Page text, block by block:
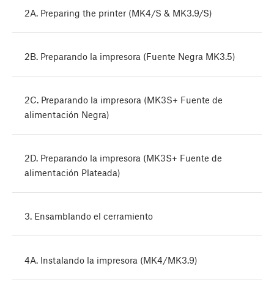
2A. Preparing the printer (MK4/S & MK3.9/S)
2B. Preparando la impresora (Fuente Negra MK3.5)
2C. Preparando la impresora (MK3S+ Fuente de
alimentación Negra)
2D. Preparando la impresora (MK3S+ Fuente de
alimentación Plateada)
3. Ensamblando el cerramiento
4A. Instalando la impresora (MK4/MK3.9)